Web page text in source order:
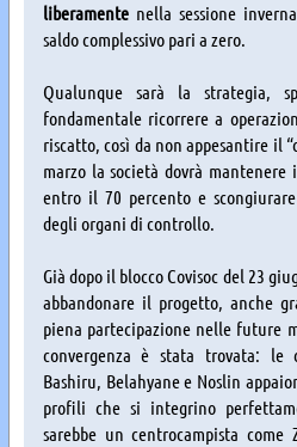
liberamentenella sessione
saldo complessivo pari a zero.
Qualunque sarà la strategia,
fondamentale ricorrere a
riscatto, così da non appesantire il
marzo la società dovrà
entro il 70 percento e
degli organi di controllo.
Già dopo il blocco Covisoc del 23
abbandonare il progetto, anche
piena partecipazione nelle future
convergenza è stata trovata: le
Bashiru, Belahyane e Noslin
profili che si integrino
sarebbe un centrocampista